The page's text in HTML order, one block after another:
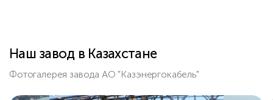
Наш завод в Казахстане
Фотогалерея завода АО "Казэнергокабель"